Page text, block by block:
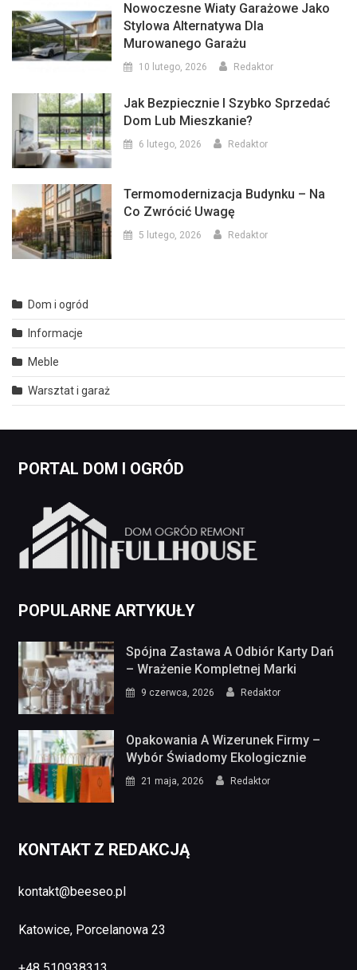
Nowoczesne Wiaty Garażowe Jako
Stylowa Alternatywa Dla
Murowanego Garażu
10 lutego, 2026 Redaktor
Jak Bezpiecznie I Szybko Sprzedać
Dom Lub Mieszkanie?
6 lutego, 2026 Redaktor
Termomodernizacja Budynku – Na
Co Zwrócić Uwagę
5 lutego, 2026 Redaktor
Dom i ogród
Informacje
Meble
Warsztat i garaż
PORTAL DOM I OGRÓD
POPULARNE ARTYKUŁY
Spójna Zastawa A Odbiór Karty Dań
– Wrażenie Kompletnej Marki
9 czerwca, 2026 Redaktor
Opakowania A Wizerunek Firmy –
Wybór Świadomy Ekologicznie
21 maja, 2026 Redaktor
KONTAKT Z REDAKCJĄ
kontakt@beeseo.pl
Katowice, Porcelanowa 23